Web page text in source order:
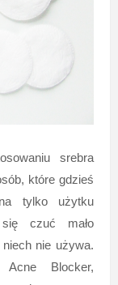
srebra
które gdzieś
tylko użytku
czuć mało
nie używa.
Blocker,